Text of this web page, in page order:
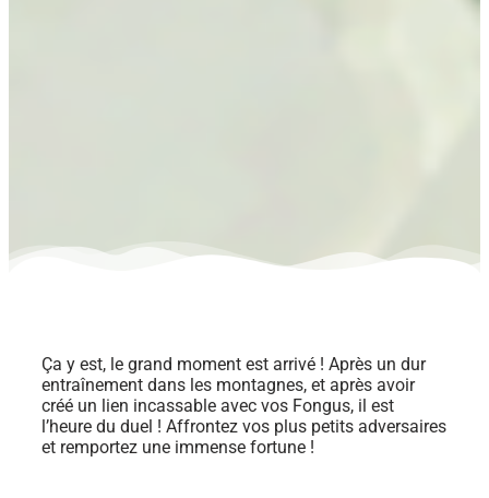
Ça y est, le grand moment est arrivé ! Après un dur
entraînement dans les montagnes, et après avoir
créé un lien incassable avec vos Fongus, il est
l’heure du duel ! Affrontez vos plus petits adversaires
et remportez une immense fortune !